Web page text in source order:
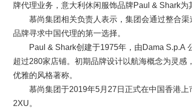
牌代理业务，意大利休闲服饰品牌Paul & Shark为
慕尚集团相关负责人表示，集团会通过整合
品牌寻求中国代理的第一选择。
Paul & Shark创建于1975年，由Dama S.p.A
超过280家店铺。初期品牌设计以航海概念为灵感
优雅的风格著称。
慕尚集团于2019年5月27日正式在中国香港
2XU。